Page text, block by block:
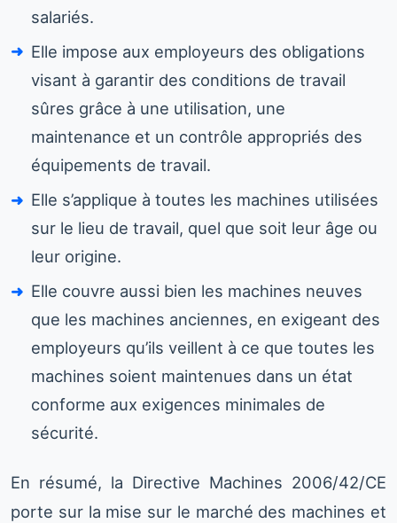
salariés.
Elle impose aux employeurs des obligations
visant à garantir des conditions de travail
sûres grâce à une utilisation, une
maintenance et un contrôle appropriés des
équipements de travail.
Elle s’applique à toutes les machines utilisées
sur le lieu de travail, quel que soit leur âge ou
leur origine.
Elle couvre aussi bien les machines neuves
que les machines anciennes, en exigeant des
employeurs qu’ils veillent à ce que toutes les
machines soient maintenues dans un état
conforme aux exigences minimales de
sécurité.
En résumé, la Directive Machines 2006/42/CE
porte sur la mise sur le marché des machines et